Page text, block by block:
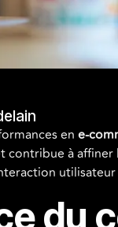
en e-
à
utilisateur
du